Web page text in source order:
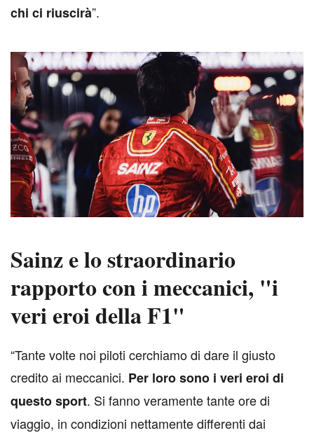
chi ci riuscirà”.
Sainz e lo straordinario
rapporto con i meccanici, "i
veri eroi della F1"
“Tante volte noi piloti cerchiamo di dare il giusto
credito ai meccanici. Per loro sono i veri eroi di
questo sport. Si fanno veramente tante ore di
viaggio, in condizioni nettamente differenti dai